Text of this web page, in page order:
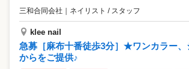
三和合同会社 ネイリスト / スタッフ
klee nail
急募［麻布十番徒歩3分］★ワンカラー、
からをご提供♪